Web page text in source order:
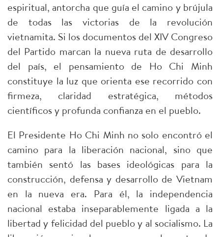
espiritual, antorcha que guía el camino y brújula
de todas las victorias de la revolución
vietnamita. Si los documentos del XIV Congreso
del Partido marcan la nueva ruta de desarrollo
del país, el pensamiento de Ho Chi Minh
constituye la luz que orienta ese recorrido con
firmeza, claridad estratégica, métodos
científicos y profunda confianza en el pueblo.
El Presidente Ho Chi Minh no solo encontró el
camino para la liberación nacional, sino que
también sentó las bases ideológicas para la
construcción, defensa y desarrollo de Vietnam
en la nueva era. Para él, la independencia
nacional estaba inseparablemente ligada a la
libertad y felicidad del pueblo y al socialismo. La